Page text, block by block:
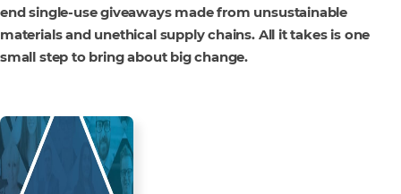
end single-use giveaways made from unsustainable
materials and unethical supply chains. All it takes is one
small step to bring about big change.